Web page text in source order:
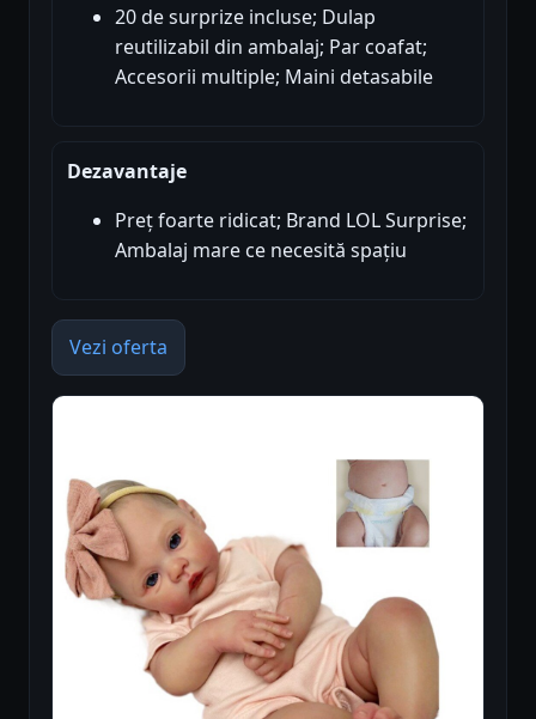
20 de surprize incluse; Dulap
reutilizabil din ambalaj; Par coafat;
Accesorii multiple; Maini detasabile
Dezavantaje
Preț foarte ridicat; Brand LOL Surprise;
Ambalaj mare ce necesită spațiu
Vezi oferta